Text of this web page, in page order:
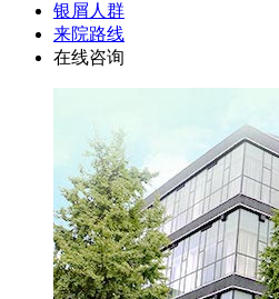
银屑人群
来院路线
在线咨询